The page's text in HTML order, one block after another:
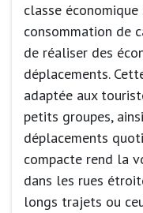
classe
consommation de
de réaliser des
déplacements.
adaptée aux
petits groupes,
déplacements
compacte rend la
dans les rues
longs trajets ou